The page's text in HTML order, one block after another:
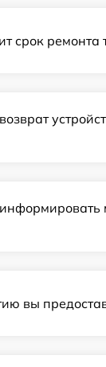
срок ремонта
вы